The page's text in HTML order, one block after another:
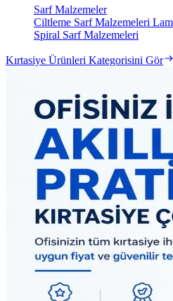
Sarf Malzemeler
Ciltleme Sarf Malzemeleri
Spiral Sarf Malzemeleri
Kırtasiye Ürünleri Kategorisini Gör